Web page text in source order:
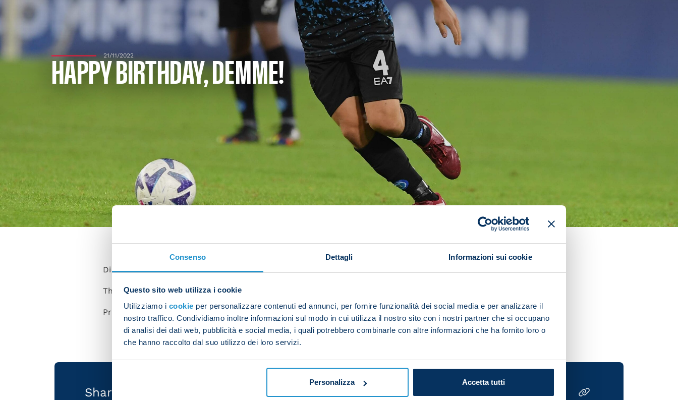
Consenso Dettagli Informazioni sui cookie
Questo sito web utilizza i cookie
Utilizziamo i cookie per personalizzare contenuti ed annunci, per fornire funzionalità dei social media e per analizzare il
nostro traffico. Condividiamo inoltre informazioni sul modo in cui utilizza il nostro sito con i nostri partner che si occupano
di analisi dei dati web, pubblicità e social media, i quali potrebbero combinarle con altre informazioni che ha fornito loro o
che hanno raccolto dal suo utilizzo dei loro servizi.
Personalizza Accetta tutti
21/11/2022
HAPPY BIRTHDAY, DEMME!
Diego Demme is celebrating his 31 birthday today.
The Napoli midfielder was born in Herford, Germany on 21 November 1991.
President Aurelio De Laurentiis and the whole SSC Napoli family wish Diego many happy returns.
Share the article with your friends and support the team